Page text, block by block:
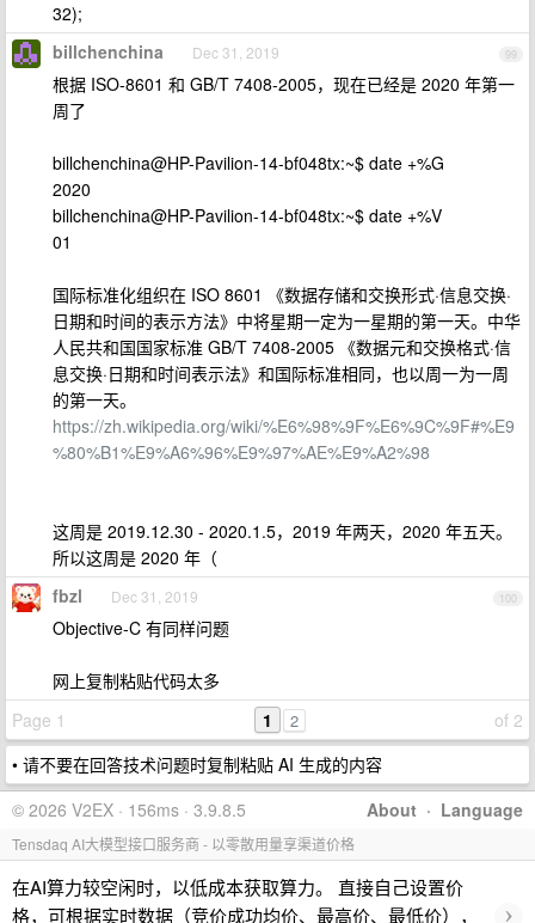
32);
99
billchenchina Dec 31, 2019
根据 ISO-8601 和 GB/T 7408-2005，现在已经是 2020 年第一
周了
billchenchina@HP-Pavilion-14-bf048tx:~$ date +%G
2020
billchenchina@HP-Pavilion-14-bf048tx:~$ date +%V
01
国际标准化组织在 ISO 8601 《数据存储和交换形式·信息交换·
日期和时间的表示方法》中将星期一定为一星期的第一天。中华
人民共和国国家标准 GB/T 7408-2005 《数据元和交换格式·信
息交换·日期和时间表示法》和国际标准相同，也以周一为一周
的第一天。
https://zh.wikipedia.org/wiki/%E6%98%9F%E6%9C%9F#%E9
%80%B1%E9%A6%96%E9%97%AE%E9%A2%98
这周是 2019.12.30 - 2020.1.5，2019 年两天，2020 年五天。
所以这周是 2020 年（
100
fbzl Dec 31, 2019
Objective-C 有同样问题
网上复制粘贴代码太多
Page 1
of 2
1 2
• 请不要在回答技术问题时复制粘贴 AI 生成的内容
About · Language
© 2026 V2EX · 156ms · 3.9.8.5
Tensdaq AI大模型接口服务商 - 以零散用量享渠道价格
在AI算力较空闲时，以低成本获取算力。 直接自己设置价
格，可根据实时数据（竞价成功均价、最高价、最低价），
›